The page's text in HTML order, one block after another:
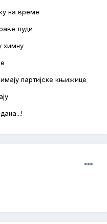
на време
луди
химну
партијске књижице